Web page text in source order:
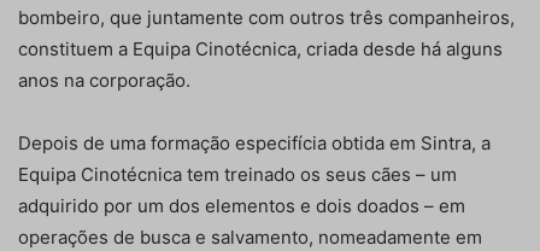
bombeiro, que juntamente com outros três companheiros,
constituem a Equipa Cinotécnica, criada desde há alguns
anos na corporação.
Depois de uma formação especifícia obtida em Sintra, a
Equipa Cinotécnica tem treinado os seus cães – um
adquirido por um dos elementos e dois doados – em
operações de busca e salvamento, nomeadamente em